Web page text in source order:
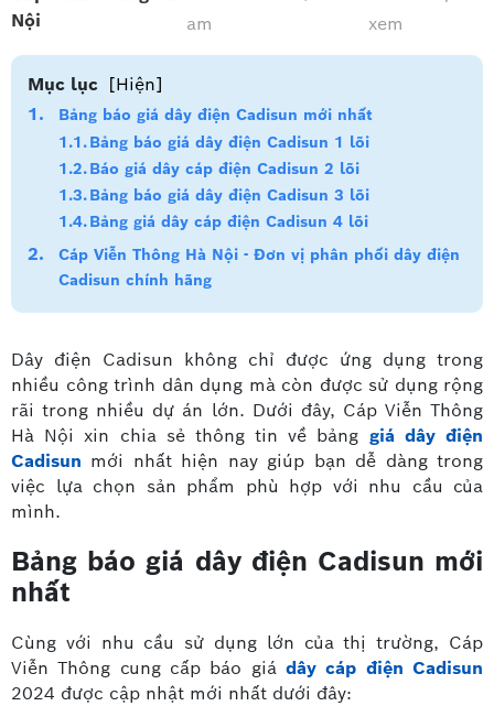
Nội
am
xem
Mục lục [Hiện]
Bảng báo giá dây điện Cadisun mới nhất
Bảng báo giá dây điện Cadisun 1 lõi
Báo giá dây cáp điện Cadisun 2 lõi
Bảng báo giá dây điện Cadisun 3 lõi
Bảng giá dây cáp điện Cadisun 4 lõi
Cáp Viễn Thông Hà Nội - Đơn vị phân phối dây điện
Cadisun chính hãng
Dây điện Cadisun không chỉ được ứng dụng trong
nhiều công trình dân dụng mà còn được sử dụng rộng
rãi trong nhiều dự án lớn. Dưới đây, Cáp Viễn Thông
Hà Nội xin chia sẻ thông tin về bảng giá dây điện
Cadisun mới nhất hiện nay giúp bạn dễ dàng trong
việc lựa chọn sản phẩm phù hợp với nhu cầu của
mình.
Bảng báo giá dây điện Cadisun mới
nhất
Cùng với nhu cầu sử dụng lớn của thị trường, Cáp
Viễn Thông cung cấp báo giá dây cáp điện Cadisun
2024 được cập nhật mới nhất dưới đây: